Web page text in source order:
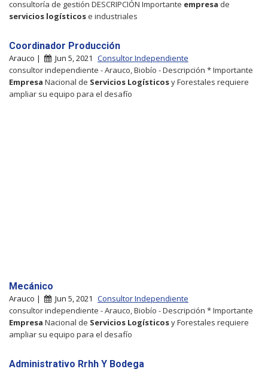
consultoría de gestión DESCRIPCIÓN Importante empresa de
servicios logísticose industriales
Coordinador Producción
Arauco | Jun 5, 2021 Consultor Independiente
consultor independiente - Arauco, Biobío - Descripción * Importante
Empresa Nacional de Servicios Logísticosy Forestales requiere
ampliar su equipo para el desafío
Mecánico
Arauco | Jun 5, 2021 Consultor Independiente
consultor independiente - Arauco, Biobío - Descripción * Importante
Empresa Nacional de Servicios Logísticosy Forestales requiere
ampliar su equipo para el desafío
Administrativo Rrhh Y Bodega